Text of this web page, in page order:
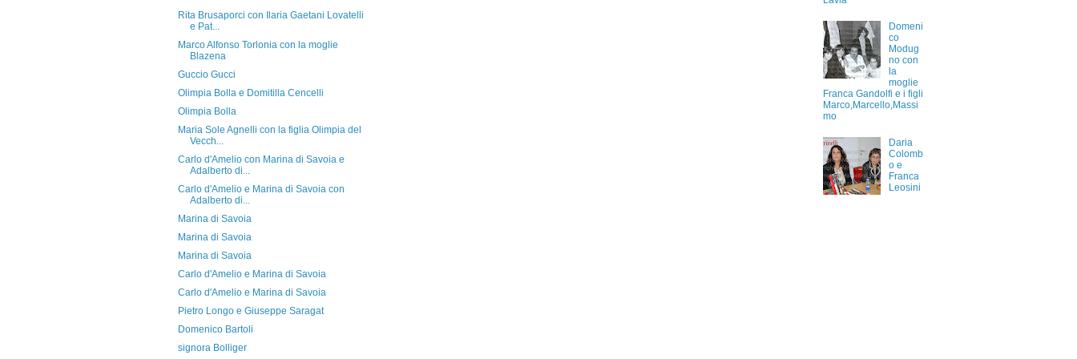
Rita Brusaporci con Ilaria Gaetani Lovatelli
e Pat...
Marco Alfonso Torlonia con la moglie
Blazena
Guccio Gucci
Olimpia Bolla e Domitilla Cencelli
Olimpia Bolla
Maria Sole Agnelli con la figlia Olimpia del
Vecch...
Carlo d'Amelio con Marina di Savoia e
Adalberto di...
Carlo d'Amelio e Marina di Savoia con
Adalberto di...
Marina di Savoia
Marina di Savoia
Marina di Savoia
Carlo d'Amelio e Marina di Savoia
Carlo d'Amelio e Marina di Savoia
Pietro Longo e Giuseppe Saragat
Domenico Bartoli
signora Bolliger
Domeni
co
Modug
no con
la
moglie
Franca Gandolfi e i figli
Marco,Marcello,Massi
mo
Daria
Colomb
o e
Franca
Leosini